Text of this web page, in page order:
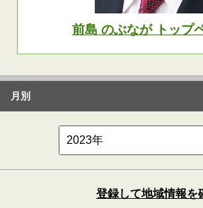
前島 のぶなが トップ
月別
登録して地域情報を